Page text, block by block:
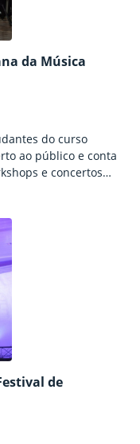
da Música
do curso
ao público e conta
e concertos
de